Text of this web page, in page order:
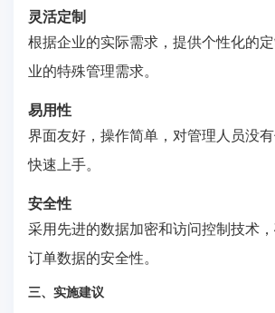
灵活定制
根据企业的实际需求，提供个性化的
业的特殊管理需求。
易用性
界面友好，操作简单，对管理人员没
快速上手。
安全性
采用先进的数据加密和访问控制技术
订单数据的安全性。
三、实施建议